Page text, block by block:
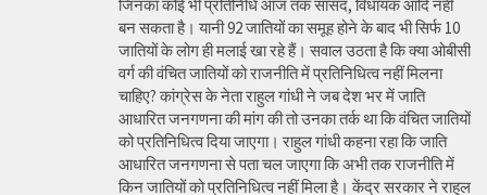
जिनका कोई भी प्रतिनिधि आज तक सांसद, विधायक आदि नहीं
बन सकता है। यानी 92 जातियों का समूह होने के बाद भी सिर्फ 10
जातियों के लोग ही मलाई खा रहे हैं। सवाल उठता है कि क्या ओबीसी
वर्ग की वंचित जातियों को राजनीति में प्रतिनिधित्व नहीं मिलना
चाहिए? कांग्रेस के नेता राहुल गांधी ने जब देश भर में जाति
आधारित जनगणना की मांग की तो उनका तर्क था कि वंचित जातियों
को प्रतिनिधित्व दिया जाएगा। राहुल गांधी कहना रहा कि जाति
आधारित जनगणना से पता चल जाएगा कि अभी तक राजनीति में
किन जातियों को प्रतिनिधित्व नहीं मिला है। केंद्र सरकार ने राहुल